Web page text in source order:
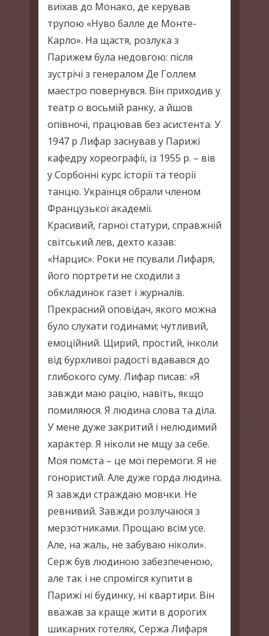
виїхав до Монако, де керував
трупою «Нуво балле де Монте-
Карло». На щастя, розлука з
Парижем була недовгою: після
зустрічі з генералом Де Голлем
маестро повернувся. Він приходив у
театр о восьмій ранку, а йшов
опівночі, працював без асистента. У
1947 р Лифар заснував у Парижі
кафедру хореографії, із 1955 р. – вів
у Сорбонні курс історії та теорії
танцю. Українця обрали членом
Французької академії.
Красивий, гарної статури, справжній
світський лев, дехто казав:
«Нарцис». Роки не псували Лифаря,
його портрети не сходили з
обкладинок газет і журналів.
Прекрасний оповідач, якого можна
було слухати годинами; чутливий,
емоційний. Щирий, простий, інколи
від бурхливої радості вдавався до
глибокого суму. Лифар писав: «Я
завжди маю рацію, навіть, якщо
помиляюся. Я людина слова та діла.
У мене дуже закритий і нелюдимий
характер. Я ніколи не мщу за себе.
Моя помста – це мої перемоги. Я не
гонористий. Але дуже горда людина.
Я завжди страждаю мовчки. Не
ревнивий. Завжди розлучаюся з
мерзотниками. Прощаю всім усе.
Але, на жаль, не забуваю ніколи».
Серж був людиною забезпеченою,
але так і не спромігся купити в
Парижі ні будинку, ні квартири. Він
вважав за краще жити в дорогих
шикарних готелях, Сержа Лифаря